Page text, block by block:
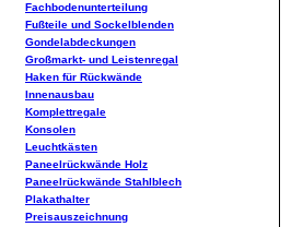
Fachbodenunterteilung
Fußteile und Sockelblenden
Gondelabdeckungen
Großmarkt- und Leistenregal
Haken für Rückwände
Innenausbau
Komplettregale
Konsolen
Leuchtkästen
Paneelrückwände Holz
Paneelrückwände Stahlblech
Plakathalter
Preisauszeichnung